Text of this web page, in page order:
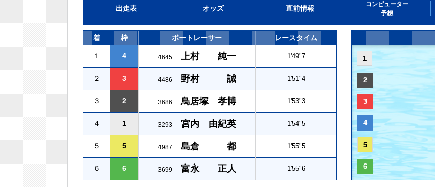
出走表 オッズ 直前情報
コンピューター
予想
着 枠 ボートレーサー レースタイム
１ 4 4645 上村 純一 1'49"7
２ 3 4486 野村 誠 1'51"4
３ 2 3686 鳥居塚 孝博 1'53"3
４ 1 3293 宮内 由紀英 1'54"5
５ 5 4987 島倉 都 1'55"5
６ 6 3699 富永 正人 1'55"6
1
2
3
4
5
6